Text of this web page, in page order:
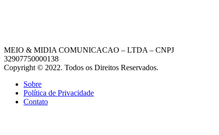
MEIO & MIDIA COMUNICACAO – LTDA – CNPJ
32907750000138
Copyright © 2022. Todos os Direitos Reservados.
Sobre
Política de Privacidade
Contato